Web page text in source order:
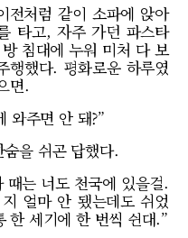
전처럼 같이 소파에 앉아
타고, 자주 가던 파스타
침대에 누워 미처 다 보
행했다. 평화로운 하루였
면.
와주면 안 돼?”
을 쉬곤 답했다.
는 너도 천국에 있을걸.
얼마 안 됐는데도 쉬었
한 세기에 한 번씩 쉰대.”